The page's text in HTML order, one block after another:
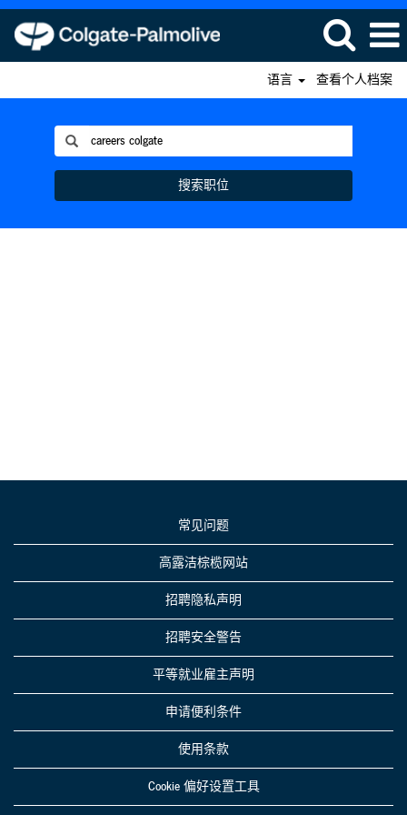
语言 查看个人档案
搜索职位
常见问题
高露洁棕榄网站
招聘隐私声明
招聘安全警告
平等就业雇主声明
申请便利条件
使用条款
Cookie 偏好设置工具